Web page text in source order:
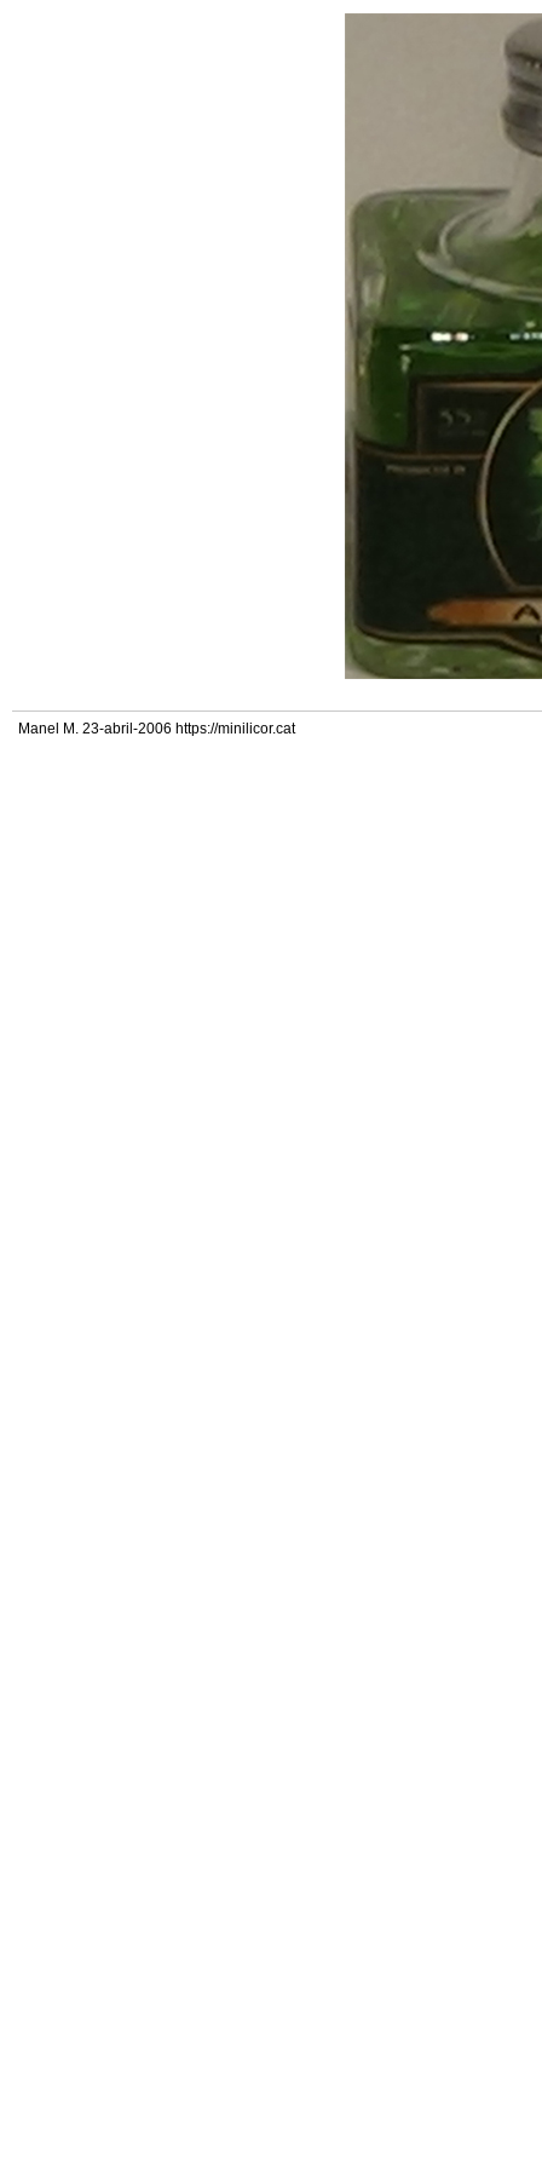
Manel M. 23-abril-2006 https://minilicor.cat